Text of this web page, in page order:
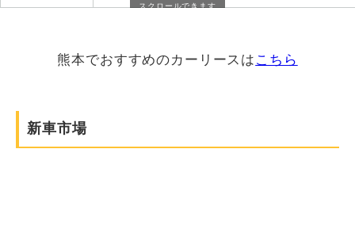
スクロールできます
熊本でおすすめのカーリースは こちら
新車市場